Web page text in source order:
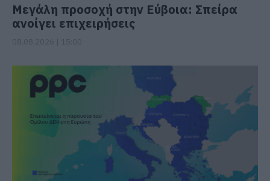
Μεγάλη προσοχή στην Εύβοια: Σπείρα
ανοίγει επιχειρήσεις